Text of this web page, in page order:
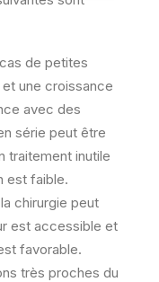
de petites
une croissance
avec des
série peut être
traitement inutile
est faible.
chirurgie peut
est accessible et
favorable.
très proches du